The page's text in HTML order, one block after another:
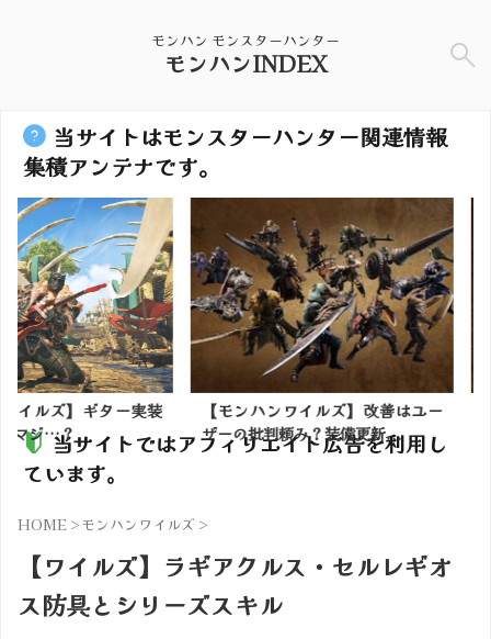
モンハン モンスターハンター
モンハンINDEX
当サイトはモンスターハンター関連情報
集積アンテナです。
ター実装
【モンハンワイルズ】改善はユー
ザーの批判頼み？装備更新...
【モンハ
が微妙な
当サイトではアフィリエイト広告を利用し
ています。
HOME >モンハンワイルズ >
【ワイルズ】ラギアクルス・セルレギオ
ス防具とシリーズスキル